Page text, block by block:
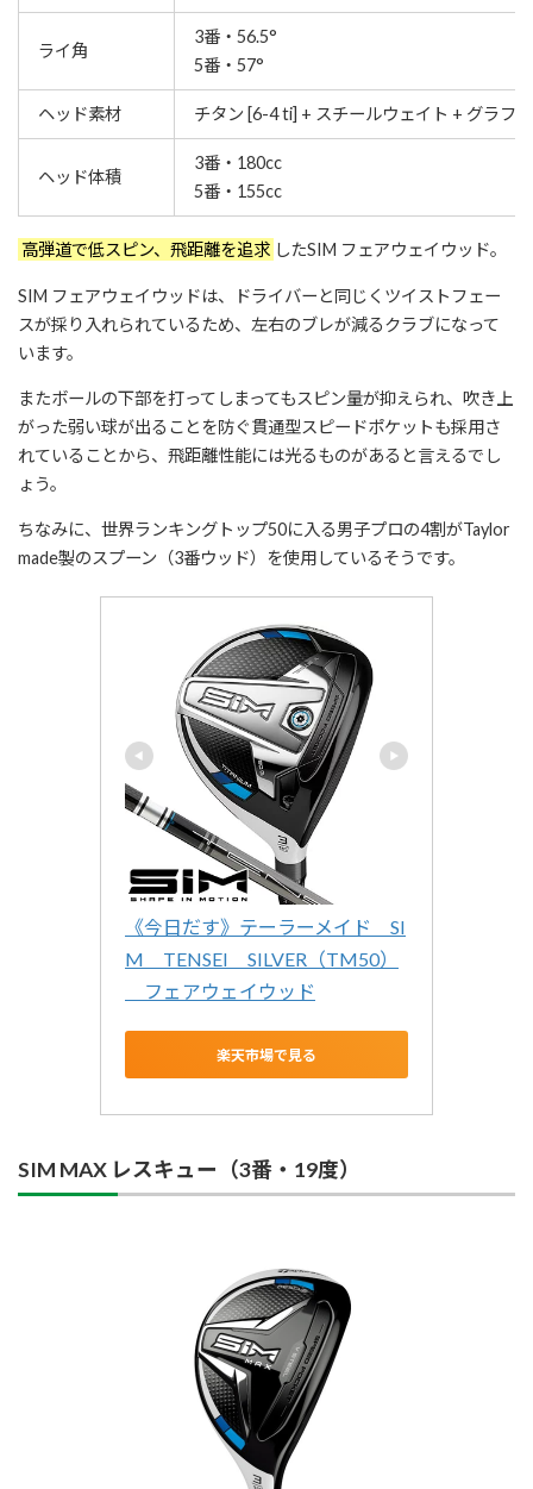
ライ角
3番・56.5°
5番・57°
ヘッド素材 チタン [6-4 ti] + スチールウェイト + グラ
ヘッド体積
3番・180cc
5番・155cc
高弾道で低スピン、飛距離を追求 したSIM フェアウェイウッド。
SIM フェアウェイウッドは、ドライバーと同じくツイストフェー
スが採り入れられているため、左右のブレが減るクラブになって
います。
またボールの下部を打ってしまってもスピン量が抑えられ、吹き上
がった弱い球が出ることを防ぐ貫通型スピードポケットも採用さ
れていることから、飛距離性能には光るものがあると言えるでし
ょう。
ちなみに、世界ランキングトップ50に入る男子プロの4割がTaylor
made製のスプーン（3番ウッド）を使用しているそうです。
《今日だす》テーラーメイド　SI
M　TENSEI　SILVER（TM50）
フェアウェイウッド
楽天市場で見る
SIM MAX レスキュー（3番・19度）